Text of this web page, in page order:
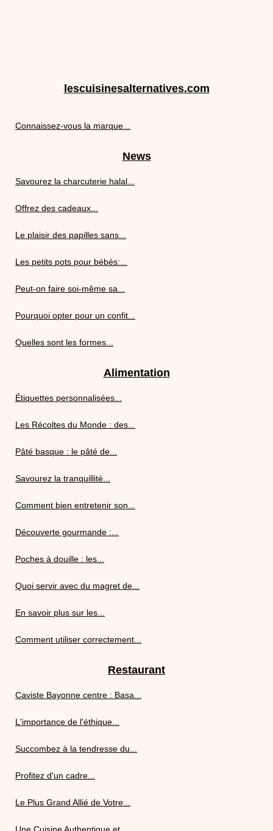
lescuisinesalternatives.com
Connaissez-vous la marque...
News
Savourez la charcuterie halal...
Offrez des cadeaux...
Le plaisir des papilles sans...
Les petits pots pour bébés:...
Peut-on faire soi-même sa...
Pourquoi opter pour un confit...
Quelles sont les formes...
Alimentation
Étiquettes personnalisées...
Les Récoltes du Monde : des...
Pâté basque : le pâté de...
Savourez la tranquillité...
Comment bien entretenir son...
Découverte gourmande :...
Poches à douille : les...
Quoi servir avec du magret de...
En savoir plus sur les...
Comment utiliser correctement...
Restaurant
Caviste Bayonne centre : Basa...
L'importance de l'éthique...
Succombez à la tendresse du...
Profitez d'un cadre...
Le Plus Grand Allié de Votre...